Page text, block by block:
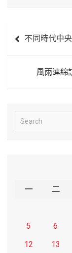
章
不同時代中
風雨連綿
e
一 二
5
6
12
13